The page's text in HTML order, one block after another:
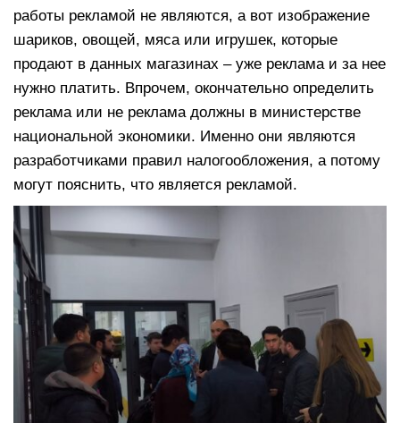
работы рекламой не являются, а вот изображение
шариков, овощей, мяса или игрушек, которые
продают в данных магазинах – уже реклама и за нее
нужно платить. Впрочем, окончательно определить
реклама или не реклама должны в министерстве
национальной экономики. Именно они являются
разработчиками правил налогообложения, а потому
могут пояснить, что является рекламой.